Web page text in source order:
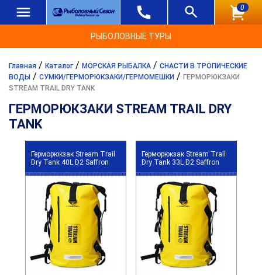
0
РЫБОЛОВНЫЕ ТУРЫ
Главная / Каталог / МОРСКАЯ РЫБАЛКА / СНАСТИ В ТРОПИЧЕСКИЕ
ВОДЫ / СУМКИ/ГЕРМОРЮКЗАКИ/ГЕРМОМЕШКИ / ГЕРМОРЮКЗАКИ
STREAM TRAIL DRY TANK
ГЕРМОРЮКЗАКИ STREAM TRAIL DRY
TANK
Герморюкзак Stream Trail
Dry Tank 40L D2 Saffron
Герморюкзак Stream Trail
Dry Tank 33L D2 Saffron